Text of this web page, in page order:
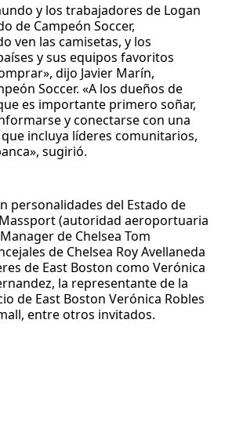
y los trabajadores de Logan
de Campeón Soccer,
ven las camisetas, y los
y sus equipos favoritos
dijo Javier Marín,
Soccer. «A los dueños de
es importante primero soñar,
y conectarse con una
incluya líderes comunitarios,
sugirió.
personalidades del Estado de
(autoridad aeroportuaria
de Chelsea Tom
de Chelsea Roy Avellaneda
de East Boston como Verónica
la representante de la
de East Boston Verónica Robles
entre otros invitados.